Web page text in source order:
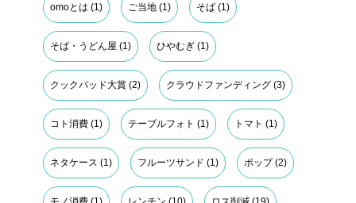
omoとは (1) ご当地 (1) そば (1)
そば・うどん屋 (1) ひやむぎ (1)
クックパッド大賞 (2) クラウドファンディング (3)
コト消費 (1) テーブルフォト (1) トマト (1)
ネタケース (1) フルーツサンド (1) ポップ(2)